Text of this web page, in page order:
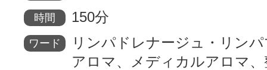
時間 150分
ワード
リンパドレナージュ・リン
アロマ、メディカルアロマ